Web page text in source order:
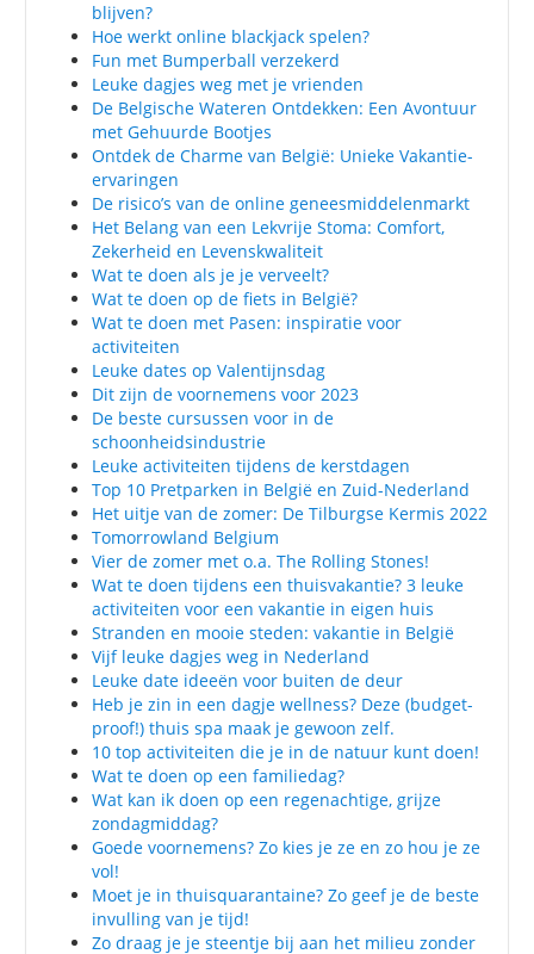
blijven?
Hoe werkt online blackjack spelen?
Fun met Bumperball verzekerd
Leuke dagjes weg met je vrienden
De Belgische Wateren Ontdekken: Een Avontuur
met Gehuurde Bootjes
Ontdek de Charme van België: Unieke Vakantie-
ervaringen
De risico’s van de online geneesmiddelenmarkt
Het Belang van een Lekvrije Stoma: Comfort,
Zekerheid en Levenskwaliteit
Wat te doen als je je verveelt?
Wat te doen op de fiets in België?
Wat te doen met Pasen: inspiratie voor
activiteiten
Leuke dates op Valentijnsdag
Dit zijn de voornemens voor 2023
De beste cursussen voor in de
schoonheidsindustrie
Leuke activiteiten tijdens de kerstdagen
Top 10 Pretparken in België en Zuid-Nederland
Het uitje van de zomer: De Tilburgse Kermis 2022
Tomorrowland Belgium
Vier de zomer met o.a. The Rolling Stones!
Wat te doen tijdens een thuisvakantie? 3 leuke
activiteiten voor een vakantie in eigen huis
Stranden en mooie steden: vakantie in België
Vijf leuke dagjes weg in Nederland
Leuke date ideeën voor buiten de deur
Heb je zin in een dagje wellness? Deze (budget-
proof!) thuis spa maak je gewoon zelf.
10 top activiteiten die je in de natuur kunt doen!
Wat te doen op een familiedag?
Wat kan ik doen op een regenachtige, grijze
zondagmiddag?
Goede voornemens? Zo kies je ze en zo hou je ze
vol!
Moet je in thuisquarantaine? Zo geef je de beste
invulling van je tijd!
Zo draag je je steentje bij aan het milieu zonder